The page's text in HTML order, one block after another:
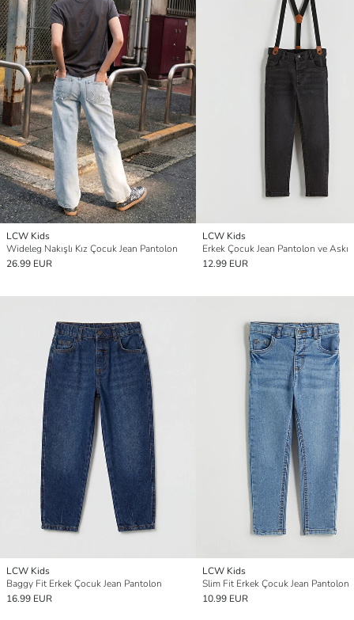
LCW Kids
Wideleg Nakışlı Kız Çocuk Jean Pantolon
26.99 EUR
LCW Kids
Erkek Çocuk Jean Pantolon ve Askı
12.99 EUR
LCW Kids
Baggy Fit Erkek Çocuk Jean Pantolon
16.99 EUR
LCW Kids
Slim Fit Erkek Çocuk Jean Pantolon
10.99 EUR